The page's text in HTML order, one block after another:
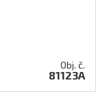
Obj. č.
81123A